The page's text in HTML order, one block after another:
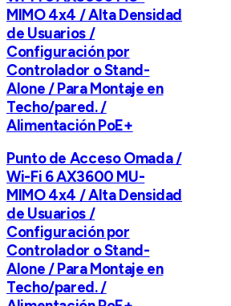
MIMO 4x4 / Alta Densidad
de Usuarios /
Configuración por
Controlador o Stand-
Alone / Para Montaje en
Techo/pared. /
Alimentación PoE+
Punto de Acceso Omada /
Wi-Fi 6 AX3600 MU-
MIMO 4x4 / Alta Densidad
de Usuarios /
Configuración por
Controlador o Stand-
Alone / Para Montaje en
Techo/pared. /